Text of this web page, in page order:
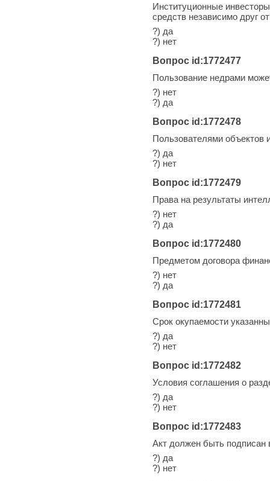
Институционные
средств независимо друг
?) да
?) нет
Вопрос id:1772477
Пользование недрами
?) нет
?) да
Вопрос id:1772478
Пользователями объектов
?) да
?) нет
Вопрос id:1772479
Права на результаты
?) нет
?) да
Вопрос id:1772480
Предметом договора
?) нет
?) да
Вопрос id:1772481
Срок окупаемости
?) да
?) нет
Вопрос id:1772482
Условия соглашения о
?) да
?) нет
Вопрос id:1772483
Акт должен быть подписан
?) да
?) нет